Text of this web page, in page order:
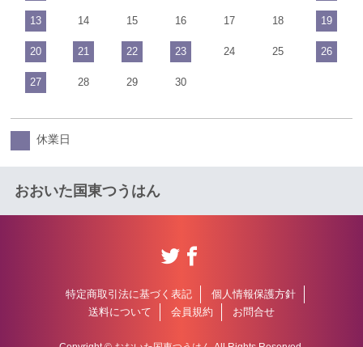
13 14 15 16 17 18 19
20 21 22 23 24 25 26
27 28 29 30
休業日
おおいた国東つうはん
特定商取引法に基づく表記
個人情報保護方針
送料について
会員規約 お問合せ